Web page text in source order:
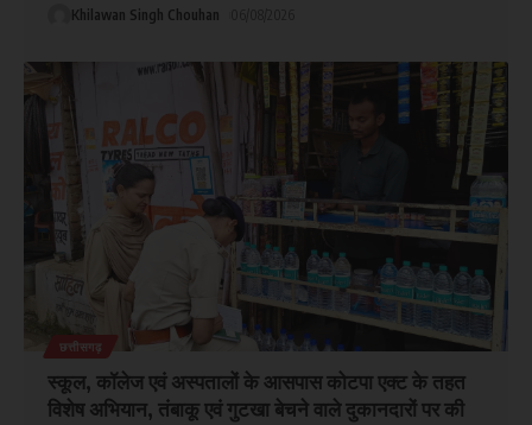
Khilawan Singh Chouhan
छत्तीसगढ़
स्कूल, कॉलेज एवं अस्पतालों के आसपास कोटपा एक्ट के तहत
विशेष अभियान, तंबाकू एवं गुटखा बेचने वाले दुकानदारों पर की